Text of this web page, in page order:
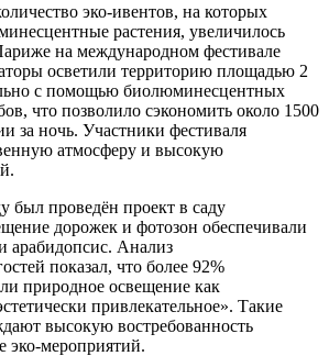
эко-ивентов, на которых
растения, увеличилось
на международном фестивале
осветили территорию площадью 2
с помощью биолюминесцентных
что позволило сэкономить около 1500
за ночь. Участники фестиваля
атмосферу и высокую
был проведён проект в саду
дорожек и фотозон обеспечивали
арабидопсис. Анализ
показал, что более 92%
природное освещение как
привлекательное». Такие
высокую востребованность
эко-мероприятий.